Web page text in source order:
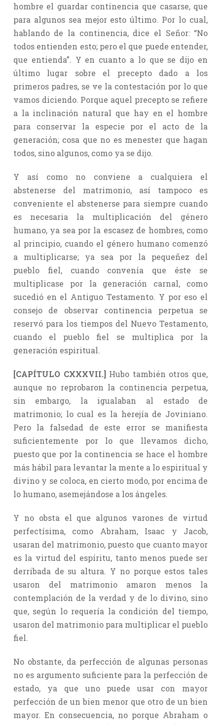
hombre el guardar continencia que casarse, que
para algunos sea mejor esto último. Por lo cual,
hablando de la continencia, dice el Señor: “No
todos entienden esto; pero el que puede entender,
que entienda”. Y en cuanto a lo que se dijo en
último lugar sobre el precepto dado a los
primeros padres, se ve la contestación por lo que
vamos diciendo. Porque aquel precepto se refiere
a la inclinación natural que hay en el hombre
para conservar la especie por el acto de la
generación; cosa que no es menester que hagan
todos, sino algunos, como ya se dijo.
Y así como no conviene a cualquiera el
abstenerse del matrimonio, así tampoco es
conveniente el abstenerse para siempre cuando
es necesaria la multiplicación del género
humano, ya sea por la escasez de hombres, como
al principio, cuando el género humano comenzó
a multiplicarse; ya sea por la pequeñez del
pueblo fiel, cuando convenía que éste se
multiplicase por la generación carnal, como
sucedió en el Antiguo Testamento. Y por eso el
consejo de observar continencia perpetua se
reservó para los tiempos del Nuevo Testamento,
cuando el pueblo fiel se multiplica por la
generación espiritual.
[CAPÍTULO CXXXVII.]Hubo también otros que,
aunque no reprobaron la continencia perpetua,
sin embargo, la igualaban al estado de
matrimonio; lo cual es la herejía de Joviniano.
Pero la falsedad de este error se manifiesta
suficientemente por lo que llevamos dicho,
puesto que por la continencia se hace el hombre
más hábil para levantar la mente a lo espiritual y
divino y se coloca, en cierto modo, por encima de
lo humano, asemejándose a los ángeles.
Y no obsta el que algunos varones de virtud
perfectísima, como Abraham, Isaac y Jacob,
usaran del matrimonio, puesto que cuanto mayor
es la virtud del espíritu, tanto menos puede ser
derribada de su altura. Y no porque estos tales
usaron del matrimonio amaron menos la
contemplación de la verdad y de lo divino, sino
que, según lo requería la condición del tiempo,
usaron del matrimonio para multiplicar el pueblo
fiel.
No obstante, da perfección de algunas personas
no es argumento suficiente para la perfección de
estado, ya que uno puede usar con mayor
perfección de un bien menor que otro de un bien
mayor. En consecuencia, no porque Abraham o